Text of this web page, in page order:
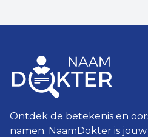
Ontdek de betekenis en
namen. NaamDokter is